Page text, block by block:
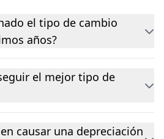
el tipo de cambio
años?
el mejor tipo de
causar una depreciación